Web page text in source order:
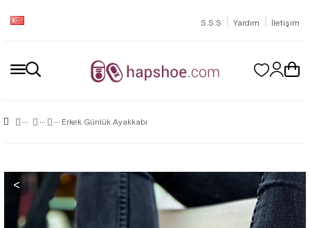
S.S.S | Yardım | İletişim
Erkek Günlük Ayakkabı